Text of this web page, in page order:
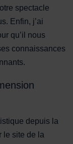
spectacle
Enfin, j’ai
qu’il nous
connaissances
depuis la
le site de la